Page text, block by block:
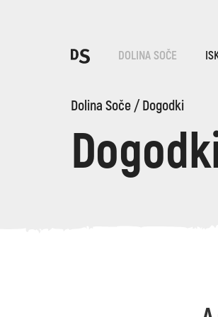
DOLINA SOČE
Dolina Soče/Dogodki
TOLMINSKA